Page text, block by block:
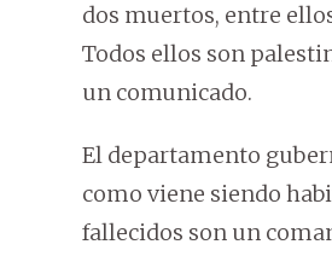
dos muertos, entre
Todos ellos son
un comunicado.
El departamento
como viene siendo
fallecidos son un